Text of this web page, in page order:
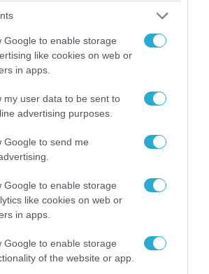
Google to enable storage
like cookies on web or
in apps.
my user data to be sent to
advertising purposes.
Google to send me
Google to enable storage
like cookies on web or
in apps.
Google to enable storage
of the website or app.
Η ανάρτηση του Αρκά για
στις πυρκαγιές της
τελευταίο «αντίο» στον πρώην